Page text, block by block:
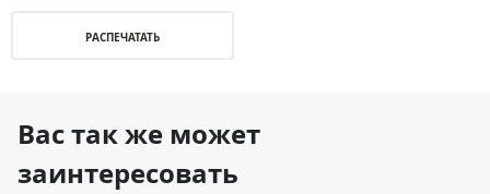
РАСПЕЧАТАТЬ
Вас так же может
заинтересовать